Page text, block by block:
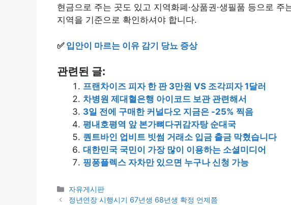
현금으로 주는 곳도 있고 지역화폐·상품권·생필품 등으로 주
지역을 기준으로 확인하셔야 합니다.
✅ 입안이 마르는 이유 감기 당뇨 증상
관련된 글:
프랜차이즈 피자 한 판 3만원 VS 조각피자 1달러
차병원 제대혈은행 아이코드 보관 관련해서
3일 전에 구매한 커널다오 지금은 -25% 찍음
평내호평역 앞 본가뼈다귀감자탕 순대국
퀀트바인 업비트 빗썸 거래소 입금 출금 막혔습니다
대한민국 국민이 가장 많이 이용하는 소셜미디어
핑퐁플렉스 자차만 있으면 누구나 신청 가능
카
테
자유게시판
정년연장 시행시기 67년생 68년생 확정 언제쯤